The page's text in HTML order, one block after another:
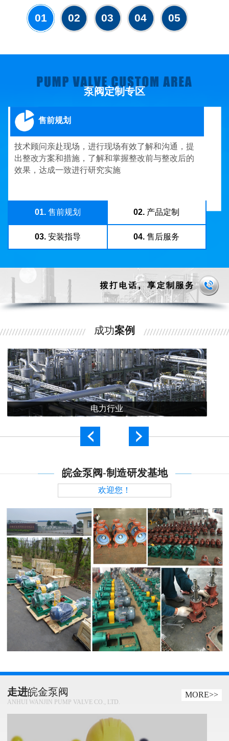
01 02 03 04 05
泵阀定制专区
售前规划
技术顾问亲赴现场，进行现场有效了解和沟通，提
出整改方案和措施，了解和掌握整改前与整改后的
效果，达成一致进行研究实施
01.售前规划 02. 产品定制
03.安装指导 04. 售后服务
成功案例
电力行业
皖金泵阀-制造研发基地
欢迎您！
MORE>>
走进皖金泵阀
ANHUI WANJIN PUMP VALVE CO., LTD.